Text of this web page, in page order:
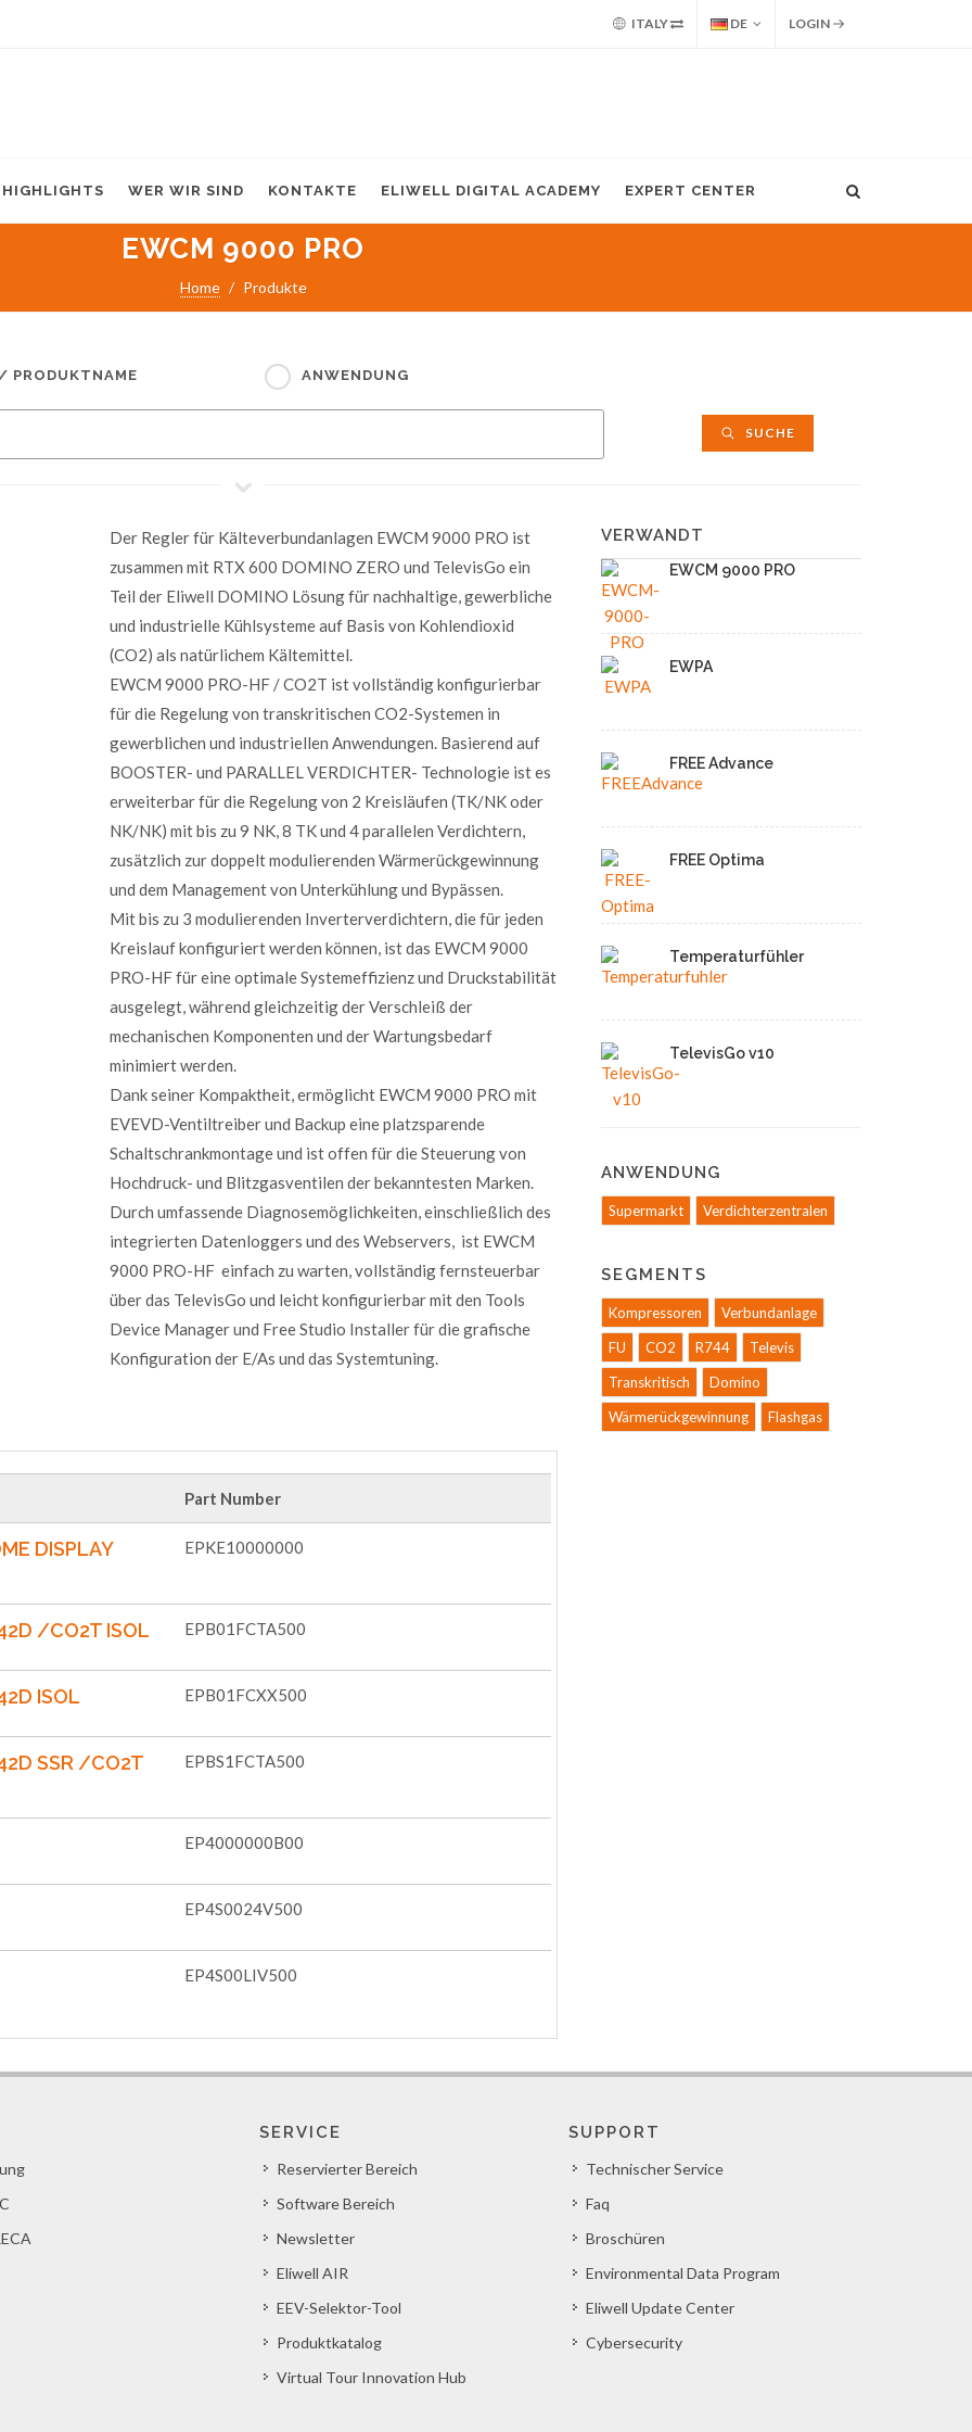
ITALY DE LOGIN
HIGHLIGHTS WER WIR SIND KONTAKTE ELIWELL DIGITAL ACADEMY EXPERT CENTER
EWCM 9000 PRO
Home Produkte
PRODUKTNAME ANWENDUNG
SUCHE
Der Regler für Kälteverbundanlagen EWCM 9000 PRO ist
zusammen mit RTX 600 DOMINO ZERO und TelevisGo ein
Teil der Eliwell DOMINO Lösung für nachhaltige, gewerbliche
und industrielle Kühlsysteme auf Basis von Kohlendioxid
(CO2) als natürlichem Kältemittel.
EWCM 9000 PRO-HF / CO2T ist vollständig konfigurierbar
für die Regelung von transkritischen CO2-Systemen in
gewerblichen und industriellen Anwendungen. Basierend auf
BOOSTER- und PARALLEL VERDICHTER- Technologie ist es
erweiterbar für die Regelung von 2 Kreisläufen (TK/NK oder
NK/NK) mit bis zu 9 NK, 8 TK und 4 parallelen Verdichtern,
zusätzlich zur doppelt modulierenden Wärmerückgewinnung
und dem Management von Unterkühlung und Bypässen.
Mit bis zu 3 modulierenden Inverterverdichtern, die für jeden
Kreislauf konfiguriert werden können, ist das EWCM 9000
PRO-HF für eine optimale Systemeffizienz und Druckstabilität
ausgelegt, während gleichzeitig der Verschleiß der
mechanischen Komponenten und der Wartungsbedarf
minimiert werden.
Dank seiner Kompaktheit, ermöglicht EWCM 9000 PRO mit
EVEVD-Ventiltreiber und Backup eine platzsparende
Schaltschrankmontage und ist offen für die Steuerung von
Hochdruck- und Blitzgasventilen der bekanntesten Marken.
Durch umfassende Diagnosemöglichkeiten, einschließlich des
integrierten Datenloggers und des Webservers, ist EWCM
9000 PRO-HF einfach zu warten, vollständig fernsteuerbar
über das TelevisGo und leicht konfigurierbar mit den Tools
Device Manager und Free Studio Installer für die grafische
Konfiguration der E/As und das Systemtuning.
Part Number
DISPLAY
EPKE10000000
/CO2T ISOL EPB01FCTA500
ISOL EPB01FCXX500
SSR /CO2T
EPBS1FCTA500
EP4000000B00
EP4S0024V500
EP4S00LIV500
VERWANDT
EWCM 9000 PRO
EWPA
FREE Advance
FREE Optima
Temperaturfühler
TelevisGo v10
ANWENDUNG
Supermarkt Verdichterzentralen
SEGMENTS
Kompressoren
Verbundanlage
FU
CO2 R744
Televis
Transkritisch
Domino
Wärmerückgewinnung
Flashgas
SERVICE
Reservierter Bereich
Software Bereich
Newsletter
Eliwell AIR
EEV-Selektor-Tool
Produktkatalog
Virtual Tour Innovation Hub
SUPPORT
Technischer Service
Faq
Broschüren
Environmental Data Program
Eliwell Update Center
Cybersecurity